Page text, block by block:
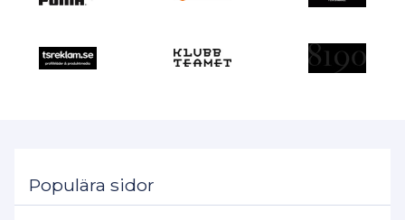
Populära sidor